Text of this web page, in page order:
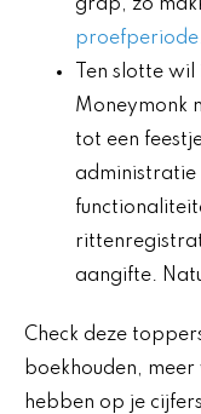
grap, zo
Ten slotte
Moneymonk
tot een
administratie
aangifte.
Check deze
boekhouden,
hebben op je